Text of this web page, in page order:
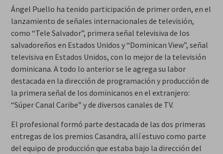
Ángel Puello ha tenido participación de primer orden, en el
lanzamiento de señales internacionales de televisión,
como “Tele Salvador”, primera señal televisiva de los
salvadoreños en Estados Unidos y “Dominican View”, señal
televisiva en Estados Unidos, con lo mejor de la televisión
dominicana. A todo lo anterior se le agrega su labor
destacada en la dirección de programación y producción de
la primera señal de los dominicanos en el extranjero:
“Súper Canal Caribe” y de diversos canales de TV.
El profesional formó parte destacada de las dos primeras
entregas de los premios Casandra, allí estuvo como parte
del equipo de producción que estaba bajo la dirección del